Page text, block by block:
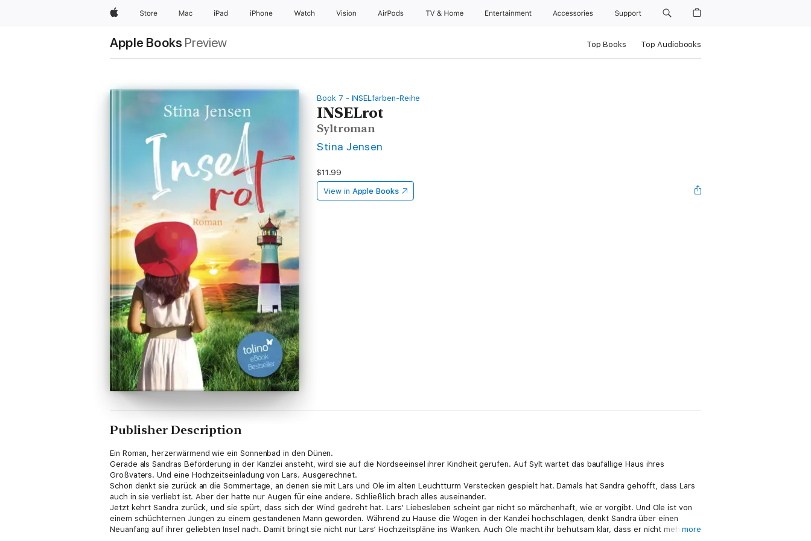
AppleStore Mac iPad iPhone Watch Vision AirPods TV & Home Entertainment Accessories Support
Apple Books Preview Top Books Top Audiobooks
Book 7 - INSELfarben-Reihe
INSELrot
Syltroman
Stina Jensen
$11.99
View in Apple Books
Publisher Description
Ein Roman, herzerwärmend wie ein Sonnenbad in den Dünen.
Gerade als Sandras Beförderung in der Kanzlei ansteht, wird sie auf die Nordseeinsel ihrer Kindheit gerufen. Auf Sylt wartet das baufällige Haus ihres
Großvaters. Und eine Hochzeitseinladung von Lars. Ausgerechnet.
Schon denkt sie zurück an die Sommertage, an denen sie mit Lars und Ole im alten Leuchtturm Verstecken gespielt hat. Damals hat Sandra gehofft, dass Lars
auch in sie verliebt ist. Aber der hatte nur Augen für eine andere. Schließlich brach alles auseinander.
Jetzt kehrt Sandra zurück, und sie spürt, dass sich der Wind gedreht hat. Lars' Liebesleben scheint gar nicht so märchenhaft, wie er vorgibt. Und Ole ist von
einem schüchternen Jungen zu einem gestandenen Mann geworden. Während zu Hause die Wogen in der Kanzlei hochschlagen, denkt Sandra über einen
Neuanfang auf ihrer geliebten Insel nach. Damit bringt sie nicht nur Lars‘ Hochzeitspläne ins Wanken. Auch Ole macht ihr behutsam klar, dass er nicht mehr nur
more